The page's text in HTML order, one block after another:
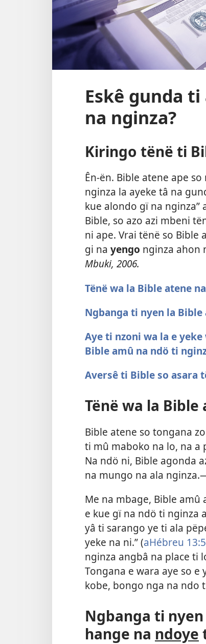
Eskê gunda
na nginza?
Kiringo tënë ti
Ên-ën. Bible atene ape
nginza la ayeke tâ na
kue alondo gï na
Bible, so azo azi mbeni
ni ape. Vrai tënë so Bible
gi na yengo nginza ahon
Mbuki, 2006.
Tënë wa la Bible atene
Ngbanga ti nyen la
Aye ti nzoni wa la e
Bible amû na ndö ti
Aversê ti Bible so asara
Tënë wa la
Bible atene so tongana
ti mû maboko na lo, na a
Na ndö ni, Bible agonda
na mungo na ala
Me na mbage, Bible amû
e kue gï na ndö ti nginza
yâ ti sarango ye ti ala
yeke na ni.” (aHébreu 13:5
nginza angbâ na place ti
Tongana e wara aye so
kobe, bongo nga na ndo
Ngbanga ti
hange na ndoye